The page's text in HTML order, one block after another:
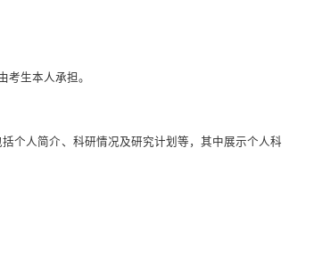
考生本人承担。
括个人简介、科研情况及研究计划等，其中展示个人科